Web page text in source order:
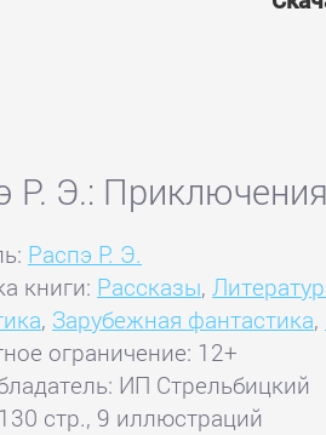
Р. Э.:
Распэ Р. Э.
книги: Рассказы,
, Зарубежная фантастика,
ограничение: 12+
ИП Стрельбицкий
стр., 9 иллюстраций